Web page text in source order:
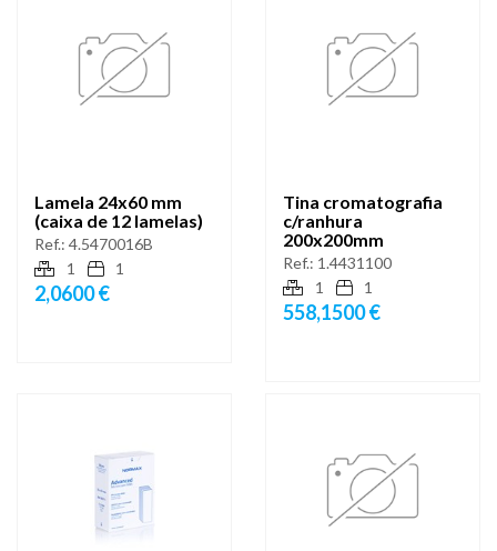
Lamela 24x60 mm
(caixa de 12 lamelas)
Ref.: 4.5470016B
1
1
2,0600 €
Tina cromatografia
c/ranhura
200x200mm
Ref.: 1.4431100
1
1
558,1500 €